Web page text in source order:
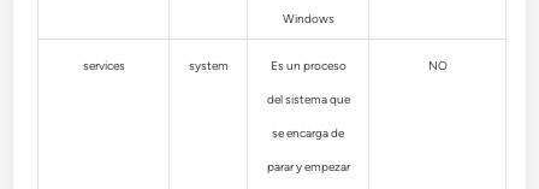
Windows
services system Es un proceso
del sistema que
se encarga de
parar y empezar
NO